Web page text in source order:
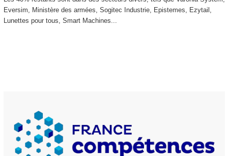
Eversim, Ministère des armées, Sogitec Industrie, Epistemes, Ezytail,
Lunettes pour tous, Smart Machines...